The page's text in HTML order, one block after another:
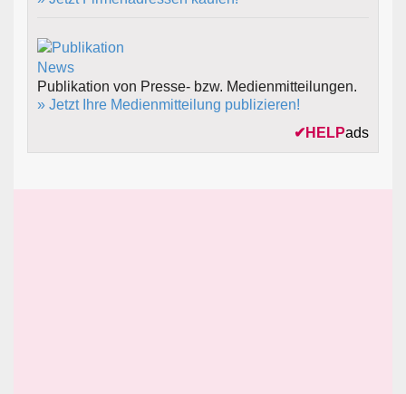
Publikation von Presse- bzw. Medienmitteilungen.
» Jetzt Ihre Medienmitteilung publizieren!
✔ HELPads